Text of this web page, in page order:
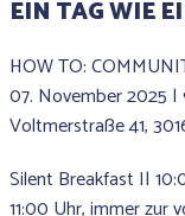
EIN TAG WIE
HOW TO:
07. November 2025 |
Voltmerstraße 41,
Silent Breakfast I|
11:00 Uhr, immer zur